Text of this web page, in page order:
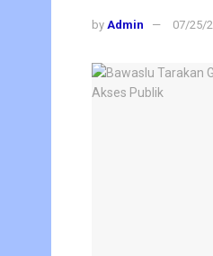
by Admin 07/25/